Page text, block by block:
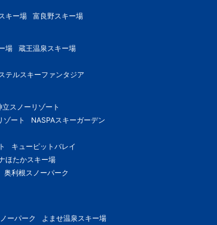
キー場
富良野スキー場
場
蔵王温泉スキー場
テルスキーファンタジア
立スノーリゾート
ゾート
NASPAスキーガーデン
キューピットバレイ
ほたかスキー場
奥利根スノーパーク
ーパーク
よませ温泉スキー場